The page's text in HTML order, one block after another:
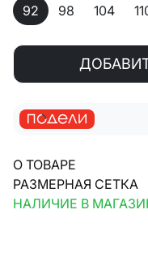
92 98 104
О ТОВАРЕ
РАЗМЕРНАЯ СЕТКА
НАЛИЧИЕ В